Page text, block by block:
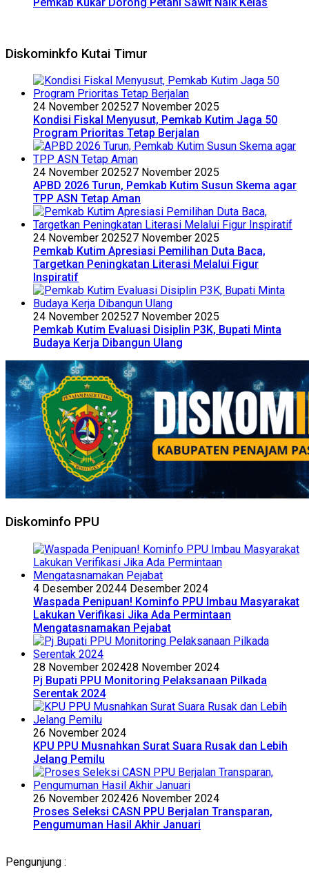
Diskominkfo Kutai Timur
24 November 202527 November 2025
Kondisi Fiskal Menyusut, Pemkab Kutim Jaga 50
Program Prioritas Tetap Berjalan
24 November 202527 November 2025
APBD 2026 Turun, Pemkab Kutim Susun Skema agar
TPP ASN Tetap Aman
24 November 202527 November 2025
Pemkab Kutim Apresiasi Pemilihan Duta Baca,
Targetkan Peningkatan Literasi Melalui Figur
Inspiratif
24 November 202527 November 2025
Pemkab Kutim Evaluasi Disiplin P3K, Bupati Minta
Budaya Kerja Dibangun Ulang
Diskominfo PPU
4 Desember 20244 Desember 2024
Waspada Penipuan! Kominfo PPU Imbau Masyarakat
Lakukan Verifikasi Jika Ada Permintaan
Mengatasnamakan Pejabat
28 November 202428 November 2024
Pj Bupati PPU Monitoring Pelaksanaan Pilkada
Serentak 2024
26 November 2024
KPU PPU Musnahkan Surat Suara Rusak dan Lebih
Jelang Pemilu
26 November 202426 November 2024
Proses Seleksi CASN PPU Berjalan Transparan,
Pengumuman Hasil Akhir Januari
Pengunjung :